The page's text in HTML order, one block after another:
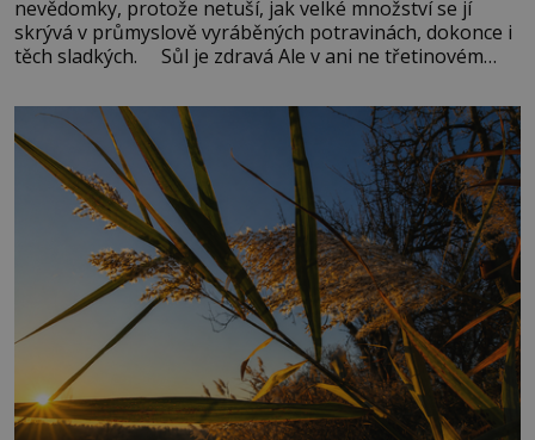
nevědomky, protože netuší, jak velké množství se jí
skrývá v průmyslově vyráběných potravinách, dokonce i
těch sladkých. Sůl je zdravá Ale v ani ne třetinovém
základní složky– sodík a chlór – jsou zásadní pro
správné hospodaření